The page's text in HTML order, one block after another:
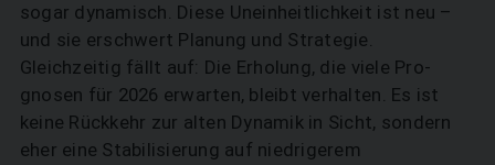
sogar dynamisch. Diese Uneinheitlichkeit ist neu –
und sie erschwert Planung und Strategie.
Gleichzeitig fällt auf: Die Erholung, die viele Pro­
gnosen für 2026 erwarten, bleibt verhalten. Es ist
keine Rückkehr zur alten Dynamik in Sicht, sondern
eher eine Stabilisierung auf niedrigerem